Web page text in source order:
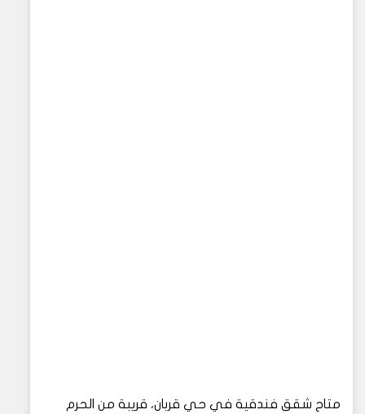
متاح شقق فندقية في حي قربان، قريبة من الحرم